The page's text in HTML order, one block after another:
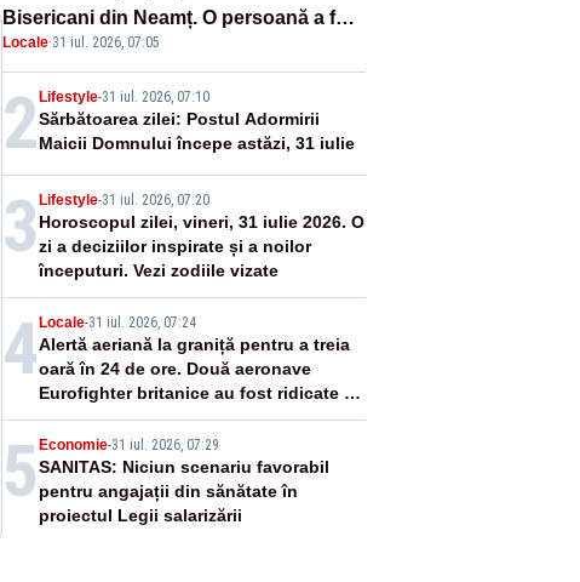
Bisericani din Neamț. O persoană a fost
găsită carbonizată - FOTO/ VIDEO
Locale·31 iul. 2026, 07:05
2Lifestyle-31 iul. 2026, 07:10
Sărbătoarea zilei: Postul Adormirii
Maicii Domnului începe astăzi, 31 iulie
3 Lifestyle-31 iul. 2026, 07:20
Horoscopul zilei, vineri, 31 iulie 2026. O
zi a deciziilor inspirate și a noilor
începuturi. Vezi zodiile vizate
4Locale-31 iul. 2026, 07:24
Alertă aeriană la graniță pentru a treia
oară în 24 de ore. Două aeronave
Eurofighter britanice au fost ridicate de
la sol
5 Economie-31 iul. 2026, 07:29
SANITAS: Niciun scenariu favorabil
pentru angajații din sănătate în
proiectul Legii salarizării